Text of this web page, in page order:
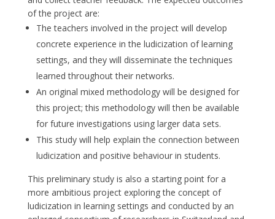
of the project are:
The teachers involved in the project will develop
concrete experience in the ludicization of learning
settings, and they will disseminate the techniques
learned throughout their networks.
An original mixed methodology will be designed for
this project; this methodology will then be available
for future investigations using larger data sets.
This study will help explain the connection between
ludicization and positive behaviour in students.
This preliminary study is also a starting point for a
more ambitious project exploring the concept of
ludicization in learning settings and conducted by an